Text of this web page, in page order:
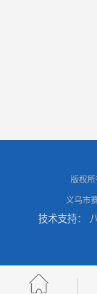
版权所
义乌市
技术支持：